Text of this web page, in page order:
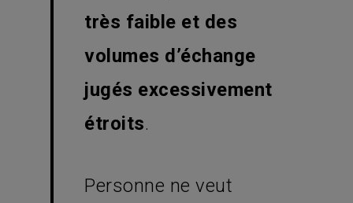
très faible et des
volumes d’échange
jugés excessivement
étroits.
Personne ne veut